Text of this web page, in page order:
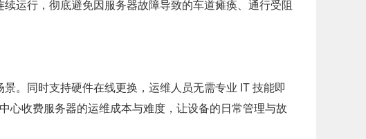
运行，彻底避免因服务器故障导致的车道瘫痪、通行受阻
。同时支持硬件在线更换，运维人员无需专业 IT 技能即
心收费服务器的运维成本与难度 ，让设备的日常管理与故